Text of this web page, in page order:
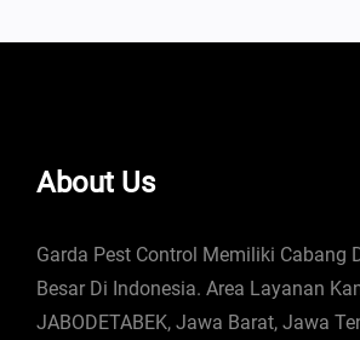
About Us
Garda Pest Control Memiliki Cabang
Besar Di Indonesia. Area Layanan
JABODETABEK, Jawa Barat, Jawa